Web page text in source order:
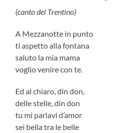
(canto del Trentino)
A Mezzanotte in punto
ti aspetto alla fontana
saluto la mia mama
voglio venire con te.
Ed al chiaro, din don,
delle stelle, din don
tu mi parlavi d’amor
sei bella tra le belle